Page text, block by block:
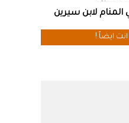
لابن سيرين
ايضاً !